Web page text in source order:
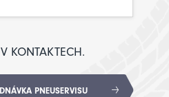
KONTAKTECH.
PNEUSERVISU